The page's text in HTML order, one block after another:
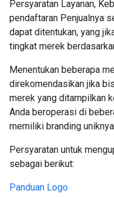
Persyaratan Layanan,
pendaftaran Penjualnya
dapat ditentukan, yang
tingkat merek
Menentukan beberapa
direkomendasikan jika
merek yang ditampilkan
Anda beroperasi di
memiliki branding
Persyaratan untuk
sebagai berikut:
Panduan Logo